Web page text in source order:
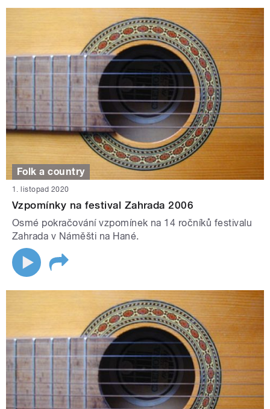
Folk a country
1. listopad 2020
Vzpomínky na festival Zahrada 2006
Osmé pokračování vzpomínek na 14 ročníků festivalu
Zahrada v Náměšti na Hané.